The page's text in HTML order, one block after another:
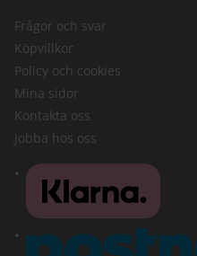
Frågor och svar
Köpvillkor
Policy och cookies
Mina sidor
Kontakta oss
Jobba hos oss